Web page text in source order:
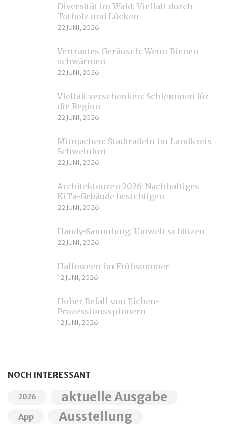
Diversität im Wald: Vielfalt durch
Totholz und Lücken
22 JUNI, 2026
Vertrautes Geräusch: Wenn Bienen
schwärmen
22 JUNI, 2026
Vielfalt verschenken: Schlemmen für
die Region
22 JUNI, 2026
Mitmachen: Stadtradeln im Landkreis
Schweinfurt
22 JUNI, 2026
Architektouren 2026: Nachhaltiges
KiTa-Gebäude besichtigen
22 JUNI, 2026
Handy-Sammlung: Umwelt schützen
22 JUNI, 2026
Halloween im Frühsommer
12 JUNI, 2026
Hoher Befall von Eichen-
Prozessionsspinnern
12 JUNI, 2026
NOCH INTERESSANT
2026 aktuelle Ausgabe
App Ausstellung